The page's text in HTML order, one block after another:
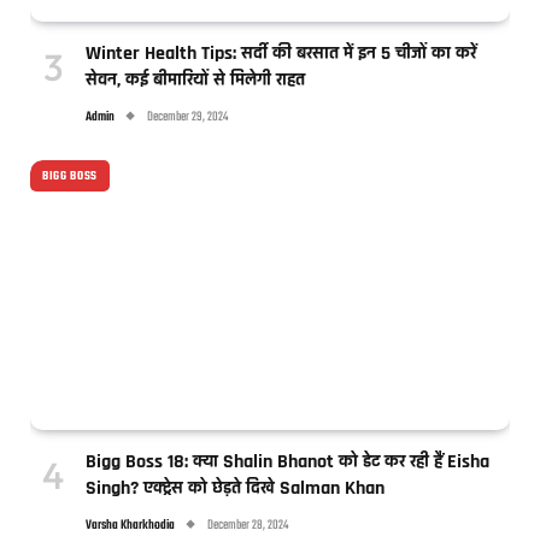
Winter Health Tips: सर्दी की बरसात में इन 5 चीजों का करें
सेवन, कई बीमारियों से मिलेगी राहत
Admin December 29, 2024
BIGG BOSS
Bigg Boss 18: क्या Shalin Bhanot को डेट कर रही हैं Eisha
Singh? एक्ट्रेस को छेड़ते दिखे Salman Khan
Varsha Kharkhodia December 28, 2024